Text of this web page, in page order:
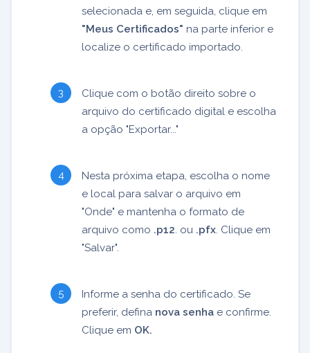
selecionada e, em seguida, clique em
"Meus Certificados" na parte inferior e
localize o certificado importado.
Clique com o botão direito sobre o
arquivo do certificado digital e escolha
a opção "Exportar..."
Nesta próxima etapa, escolha o nome
e local para salvar o arquivo em
"Onde" e mantenha o formato de
arquivo como .p12 . ou .pfx . Clique em
"Salvar".
Informe a senha do certificado. Se
preferir, defina nova senha e confirme.
Clique em OK.